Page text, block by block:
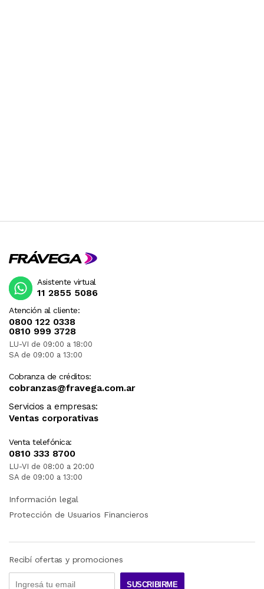
Atención al cliente:
0800 122 0338
0810 999 3728
LU-VI de 09:00 a 18:00
SA de 09:00 a 13:00
Cobranza de créditos:
cobranzas@fravega.com.ar
Servicios a empresas:
Ventas corporativas
Venta telefónica:
0810 333 8700
LU-VI de 08:00 a 20:00
SA de 09:00 a 13:00
Asistente virtual
11 2855 5086
Información legal
Protección de Usuarios Financieros
Recibí ofertas y promociones
SUSCRIBIRME